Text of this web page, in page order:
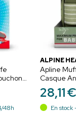
48h
ALPINE
Apline
Casque
Olive - 1
28,11€
En